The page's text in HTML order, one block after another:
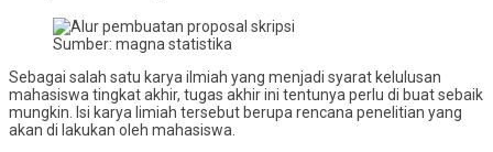
Sumber: magna statistika
Sebagai salah satu karya ilmiah yang menjadi syarat kelulusan
mahasiswa tingkat akhir, tugas akhir ini tentunya perlu di buat sebaik
mungkin. Isi karya limiah tersebut berupa rencana penelitian yang
akan di lakukan oleh mahasiswa.